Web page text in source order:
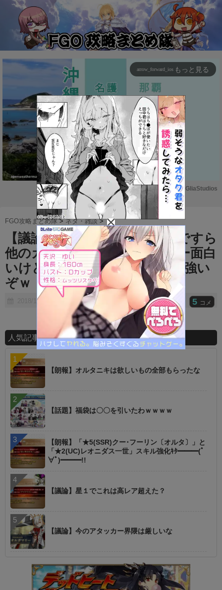
arrow_forward_ios もっと見る
M
u
t
e
Powered by GliaStudios
FGO攻略まとめ隊 >ネタ・雑談 >
【議論】つまんないイベントですら
他のガチャゲーよりストーリー面白
いけどな ← それかなり信者感強い
ぞｗ
2018/11/04 5 コメ
人気記事ランキング
【朗報】オルタニキは欲しいもの全部もらったな
【話題】福袋は〇〇を引いたわｗｗｗｗ
【朗報】「★5(SSR)クー･フーリン〔オルタ〕」と
「★2(UC)レオニダス一世」スキル強化ｷﾀ━━━(ﾟ
∀ﾟ)━━━!!
【議論】星１でこれは高レア超えた？
【議論】今のアタッカー界隈は厳しいな